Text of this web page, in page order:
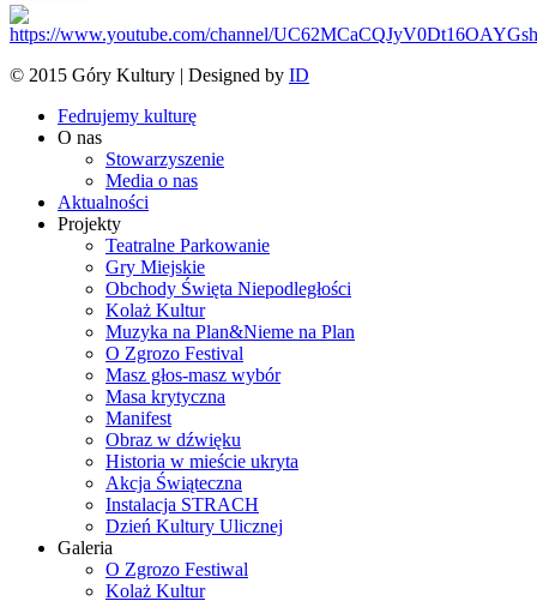
© 2015 Góry Kultury | Designed by ID
Fedrujemy kulturę
O nas
Stowarzyszenie
Media o nas
Aktualności
Projekty
Teatralne Parkowanie
Gry Miejskie
Obchody Święta Niepodległości
Kolaż Kultur
Muzyka na Plan&Nieme na Plan
O Zgrozo Festival
Masz głos-masz wybór
Masa krytyczna
Manifest
Obraz w dźwięku
Historia w mieście ukryta
Akcja Świąteczna
Instalacja STRACH
Dzień Kultury Ulicznej
Galeria
O Zgrozo Festiwal
Kolaż Kultur